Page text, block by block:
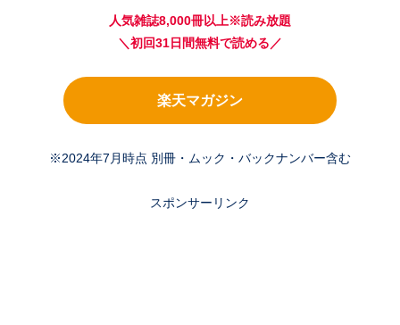
人気雑誌8,000冊以上※読み放題
＼初回31日間無料で読める／
楽天マガジン
※2024年7月時点 別冊・ムック・バックナンバー含む
スポンサーリンク